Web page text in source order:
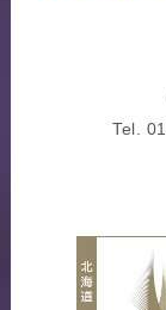
Tel.